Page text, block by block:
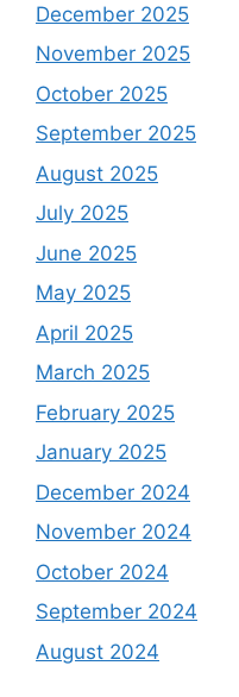
December 2025
November 2025
October 2025
September 2025
August 2025
July 2025
June 2025
May 2025
April 2025
March 2025
February 2025
January 2025
December 2024
November 2024
October 2024
September 2024
August 2024